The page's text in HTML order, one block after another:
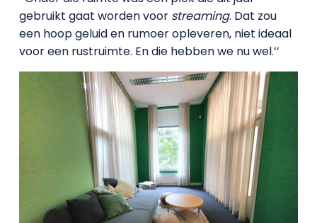
gebruikt gaat worden voor streaming. Dat zou
een hoop geluid en rumoer opleveren, niet ideaal
voor een rustruimte. En die hebben we nu wel.’’